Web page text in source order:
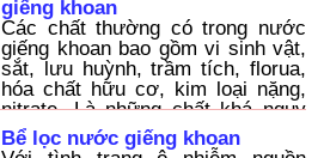
giếng khoan
Các chất thường có trong nước
giếng khoan bao gồm vi sinh vật,
sắt, lưu huỳnh, trầm tích, florua,
hóa chất hữu cơ, kim loại nặng,
nitrate. Là những chất khá nguy
hiễm khi chúng ta tiếp xúc với
hàm lượng cao.
Bể lọc nước giếng khoan